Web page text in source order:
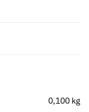
0,100 kg